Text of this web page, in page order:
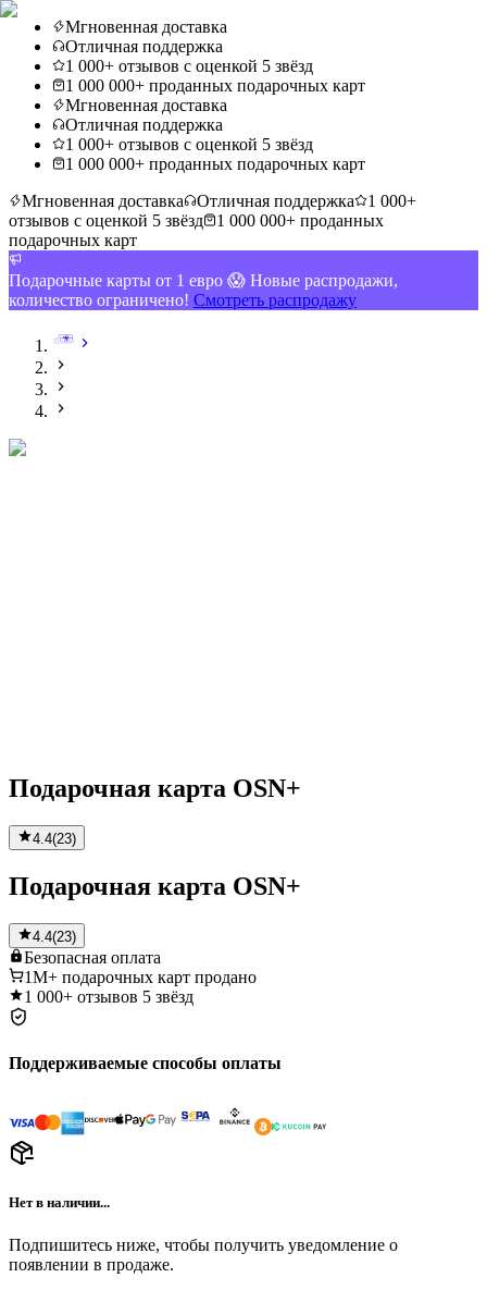
Мгновенная доставка
Отличная поддержка
1 000+ отзывов с оценкой 5 звёзд
1 000 000+ проданных подарочных карт
Мгновенная доставка
Отличная поддержка
1 000+ отзывов с оценкой 5 звёзд
1 000 000+ проданных подарочных карт
Мгновенная доставка
Отличная поддержка
1 000+
отзывов с оценкой 5 звёзд
1 000 000+ проданных
подарочных карт
Подарочные карты от 1 евро 😱 Новые распродажи,
количество ограничено! Смотреть распродажу
Подарочная карта OSN+
4.4(23)
Подарочная карта OSN+
4.4(23)
Безопасная оплата
1M+ подарочных карт продано
1 000+ отзывов 5 звёзд
Поддерживаемые способы оплаты
Нет в наличии...
Подпишитесь ниже, чтобы получить уведомление о
появлении в продаже.